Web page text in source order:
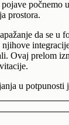
počnemo
prostora.
da se u
Ovaj prelom
u potpunosti